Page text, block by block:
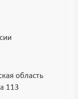
область
113